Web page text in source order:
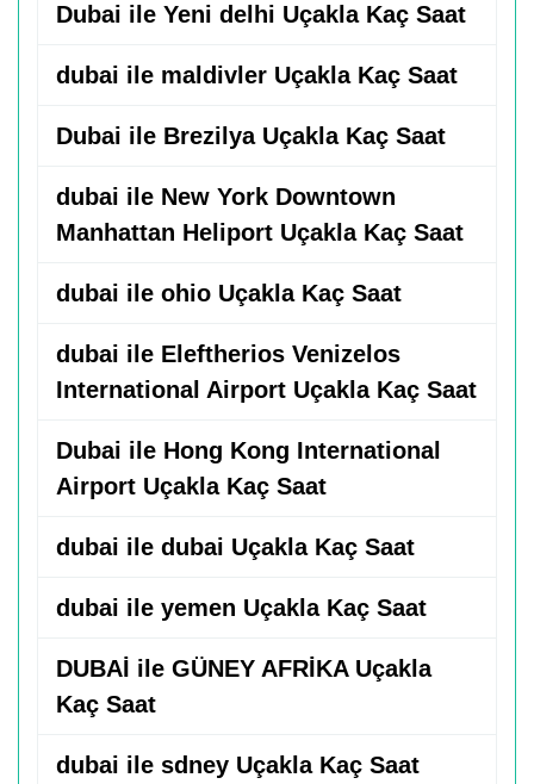
Dubai ile Yeni delhi Uçakla Kaç Saat
dubai ile maldivler Uçakla Kaç Saat
Dubai ile Brezilya Uçakla Kaç Saat
dubai ile New York Downtown
Manhattan Heliport Uçakla Kaç Saat
dubai ile ohio Uçakla Kaç Saat
dubai ile Eleftherios Venizelos
International Airport Uçakla Kaç Saat
Dubai ile Hong Kong International
Airport Uçakla Kaç Saat
dubai ile dubai Uçakla Kaç Saat
dubai ile yemen Uçakla Kaç Saat
DUBAİ ile GÜNEY AFRİKA Uçakla
Kaç Saat
dubai ile sdney Uçakla Kaç Saat